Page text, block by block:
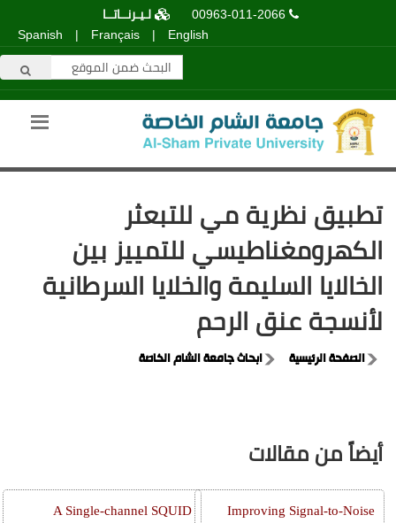
00963-011-2066
لـيـرنــاتــا
English
|
Français
|
Spanish
تطبيق نظرية مي للتبعثر
الكهرومغناطيسي للتمييز بين
الخالايا السليمة والخلايا السرطانية
لأنسجة عنق الرحم
الصفحة الرئيسية ابحاث جامعة الشام الخاصة
أيضاً من مقالات
Improving Signal-to-Noise
A Single-channel SQUID